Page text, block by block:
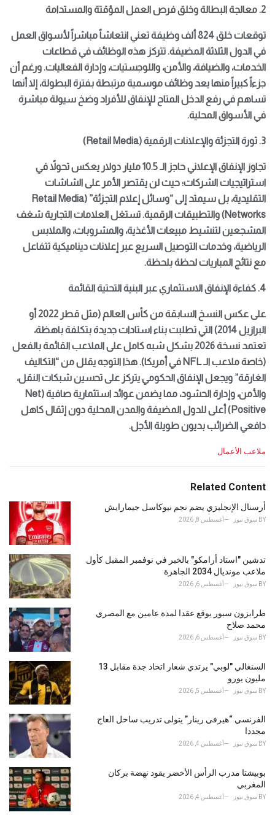
2. معالجة البطالة وخلق فرص العمل المؤقتة والمستدامة
توقعات خلق 824 ألف وظيفة تعني انتعاشاً مباشراً لأسواق العمل
في الدول الثلاثة المضيفة. تتركز هذه الوظائف في قطاعات
الخدمات، والضيافة، والأمن، واللوجستيات، وإدارة الفعاليات. ورغم أن
جزءاً كبيراً منها يعد وظائف موسمية مرتبطة بفترة البطولة، إلا أنها
تساهم في رفع الدخل المتاح للإنفاق للأفراد وضخ سيولة مباشرة
في الأسواق المحلية.
3. ثورة التجزئة والإعلانات الرقمية (Retail Media)
تجاوز الإنفاق الإعلاني حاجز الـ 10.5 مليار دولار يعكس تحولاً في
استراتيجيات الشركات؛ حيث لن يقتصر الأمر على الشاشات
التقليدية، بل سيمتد إلى “وسائل إعلام التجزئة” (Retail Media
Networks) والتطبيقات الرقمية. تستغل العلامات التجارية شغف
المشجعين لتنشيط مبيعات الأغذية، والمشروبات، والملابس
الرياضية، وخدمات التوصيل السريع عبر إعلانات ديناميكية تتفاعل
مع نتائج المباريات لحظة بلحظة.
4. كفاءة الإنفاق الاستثماري عبر البنية التحتية القائمة
على عكس النسخ السابقة من كأس العالم (مثل قطر 2022 أو
البرازيل 2014) التي تطلبت بناء استادات جديدة بتكلفة باهظة،
تعتمد نسخة 2026 بشكل شبه كامل على الملاعب القائمة بالفعل
(خاصة ملاعب الـ NFL في أمريكا). هذا التوجه يقلل من “التكاليف
الغارقة” ويجعل الإنفاق الحكومي يتركز على تحسين شبكات النقل،
والأمن، وإدارة الحشود، مما يضمن عوائد استثمارية صافية (Net
Positive) أعلى للدول المضيفة والمدن المحلية دون إثقال كاهل
دافعي الضرائب بديون طويلة الأجل.
C
e
o
r
:
ملاعب الأعمال
Related Content
أرسنال الإنجليزي يضم نجم نيوكاسل جيمارايش
BY سوق نيوز أغسطس 8, 2026
تدشين "استاد أرامكو" بالخبر في نوفمبر المقبل كأول
ملاعب مونديال 2034 الجاهزة
BY سوق نيوز أغسطس 6, 2026
طرابزون سبور يوقع عقدا لمدة عامين مع المصري
محمد صلاح
BY سوق نيوز أغسطس 6, 2026
السنغالي "لوبي" يرتدي شعار اتحاد جدة مقابل 13
مليون يورو
BY سوق نيوز أغسطس 5, 2026
الفرنسي “هيرفي رينار” يتولى تدريب ساحل العاج
مجددا
BY سوق نيوز أغسطس 4, 2026
بوبيشتا مدرب الرأس الأخضر يقود نهضة بركان
المغربي
BY سوق نيوز أغسطس 4, 2026